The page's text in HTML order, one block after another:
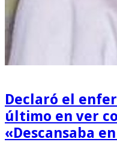
Declaró el
último en ver
«Descansaba